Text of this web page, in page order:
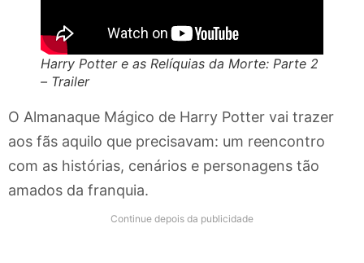
Harry Potter e as Relíquias da Morte: Parte 2
– Trailer
O Almanaque Mágico de Harry Potter vai trazer
aos fãs aquilo que precisavam: um reencontro
com as histórias, cenários e personagens tão
amados da franquia.
Continue depois da publicidade